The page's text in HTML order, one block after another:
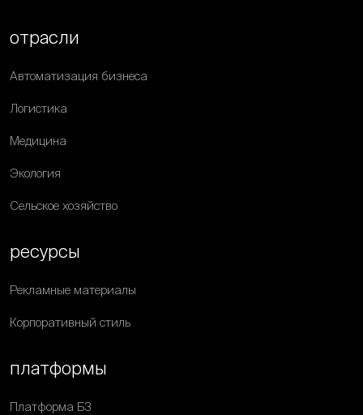
отрасли
Автоматизация бизнеса
Логистика
Медицина
Экология
Сельское хозяйство
ресурсы
Рекламные материалы
Корпоративный стиль
платформы
Платформа Б3